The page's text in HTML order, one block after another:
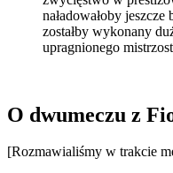
naładowałoby
zostałby wykonany
upragnionego
O dwumeczu z
[Rozmawialiśmy w trakcie